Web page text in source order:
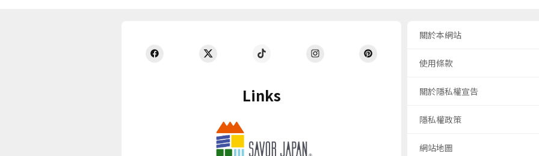
Links
關於本網站
使用條款
關於隱私權宣告
隱私權政策
網站地圖